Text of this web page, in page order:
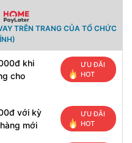
TRÊN TRANG CỦA TỔ CHỨC
khi
cho
ƯU ĐÃI
HOT
với kỳ
mới
ƯU ĐÃI
HOT